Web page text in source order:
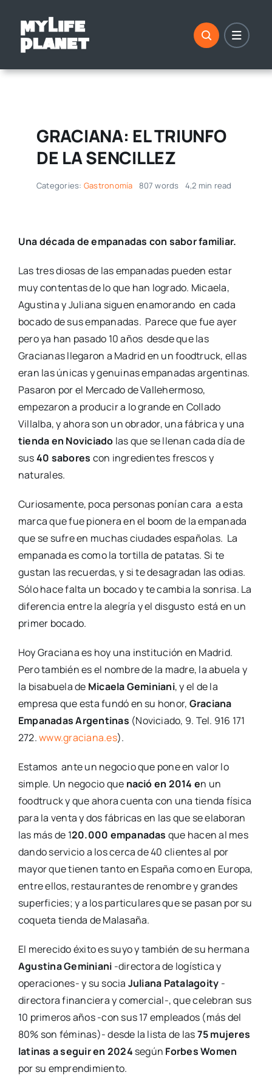
contenido
GRACIANA: EL TRIUNFO
DE LA SENCILLEZ
Categories: Gastronomía 807 words 4,2 min read
Una década de empanadas con sabor familiar.
Las tres diosas de las empanadas pueden estar
muy contentas de lo que han logrado. Micaela,
Agustina y Juliana siguen enamorando en cada
bocado de sus empanadas. Parece que fue ayer
pero ya han pasado 10 años desde que las
Gracianas llegaron a Madrid en un foodtruck, ellas
eran las únicas y genuinas empanadas argentinas.
Pasaron por el Mercado de Vallehermoso,
empezaron a producir a lo grande en Collado
Villalba, y ahora son un obrador, una fábrica y una
tienda en Noviciado las que se llenan cada día de
sus40 sabores con ingredientes frescos y
naturales.
Curiosamente, poca personas ponían cara a esta
marca que fue pionera en el boom de la empanada
que se sufre en muchas ciudades españolas. La
empanada es como la tortilla de patatas. Si te
gustan las recuerdas, y si te desagradan las odias.
Sólo hace falta un bocado y te cambia la sonrisa. La
diferencia entre la alegría y el disgusto está en un
primer bocado.
Hoy Graciana es hoy una institución en Madrid.
Pero también es el nombre de la madre, la abuela y
la bisabuela de Micaela Geminiani, y el de la
empresa que esta fundó en su honor, Graciana
Empanadas Argentinas (Noviciado, 9. Tel. 916 171
272.www.graciana.es).
Estamos ante un negocio que pone en valor lo
simple. Un negocio que nació en 2014 en un
foodtruck y que ahora cuenta con una tienda física
para la venta y dos fábricas en las que se elaboran
las más de 120.000 empanadas que hacen al mes
dando servicio a los cerca de 40 clientes al por
mayor que tienen tanto en España como en Europa,
entre ellos, restaurantes de renombre y grandes
superficies; y a los particulares que se pasan por su
coqueta tienda de Malasaña.
El merecido éxito es suyo y también de su hermana
Agustina Geminiani -directora de logística y
operaciones- y su socia Juliana Patalagoity -
directora financiera y comercial-, que celebran sus
10 primeros años -con sus 17 empleados (más del
80% son féminas)- desde la lista de las75 mujeres
latinas a seguir en 2024 según Forbes Women
por su emprendimiento.